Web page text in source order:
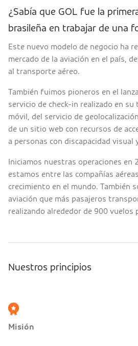
¿Sabía que GOL fue la
brasileña en trabajar de una
Este nuevo modelo de negocio ha
mercado de la aviación en el país,
al transporte aéreo.
También fuimos pioneros en el
servicio de check-in realizado en
móvil, del servicio de
de un sitio web con recursos de
a personas con discapacidad visual
Iniciamos nuestras operaciones en
estamos entre las compañías
crecimiento en el mundo. También
aviación que más pasajeros
realizando alrededor de 900 vuelos
Nuestros principios
Misión